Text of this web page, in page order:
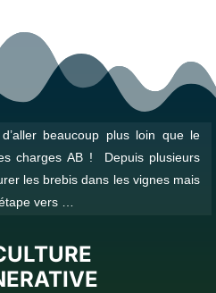
beaucoup plus loin que le
charges AB ! Depuis plusieurs
les brebis dans les vignes mais
vers …